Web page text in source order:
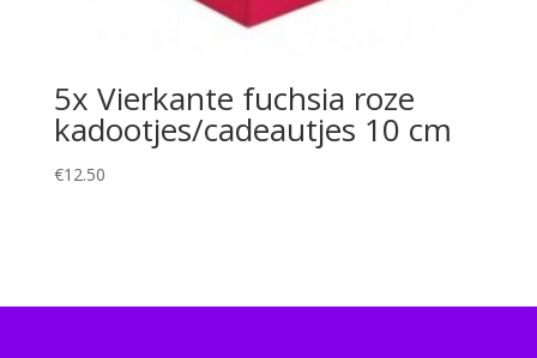
5x Vierkante fuchsia roze
kadootjes/cadeautjes 10 cm
€12.50